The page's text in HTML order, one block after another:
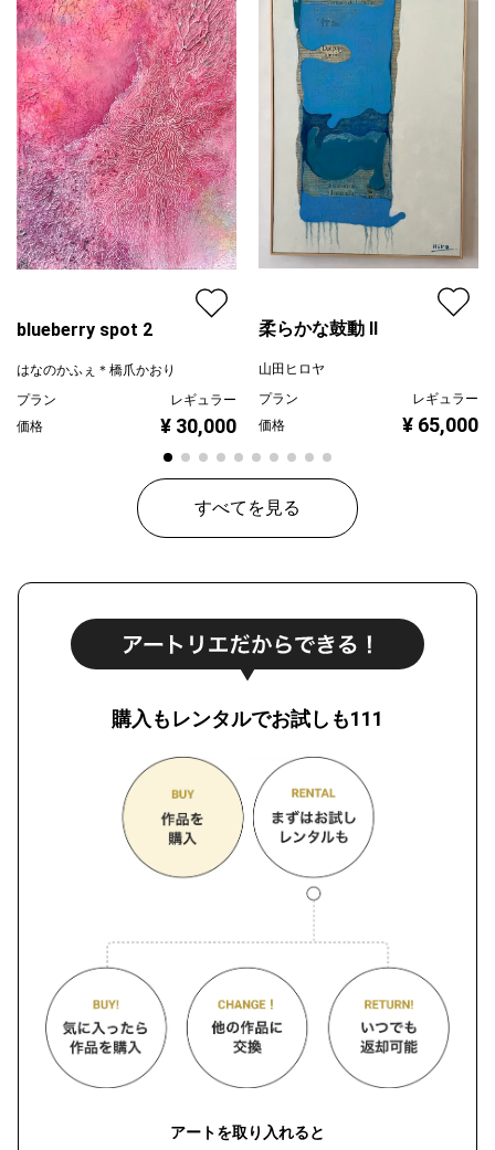
blueberry spot 2
はなのかふぇ＊橋爪かおり
プラン
レギュラー
価格
¥ 30,000
柔らかな鼓動 Ⅱ
山田ヒロヤ
プラン
レギュラー
価格
¥ 65,000
すべてを見る
購入もレンタルでお試しも111
アートを取り入れると